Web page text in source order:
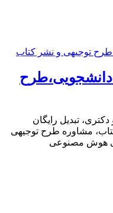
دانشجویی،طرح
تبدیل رایگان
مشاوره طرح توجیهی
هوش مصنوعی